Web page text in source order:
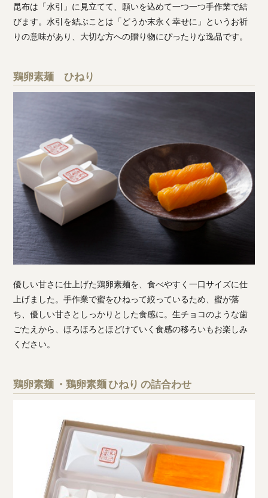
昆布は「水引」に見立てて、願いを込めて一つ一つ手作業で結
びます。水引を結ぶことは「どうか末永く幸せに」というお祈
りの意味があり、大切な方への贈り物にぴったりな逸品です。
鶏卵素麺 ひねり
優しい甘さに仕上げた鶏卵素麺を、食べやすく一口サイズに仕
上げました。手作業で蜜をひねって絞っているため、蜜が落
ち、優しい甘さとしっかりとした食感に。生チョコのような歯
ごたえから、ほろほろとほどけていく食感の移ろいもお楽しみ
ください。
鶏卵素麺 ・鶏卵素麺 ひねり の詰合わせ